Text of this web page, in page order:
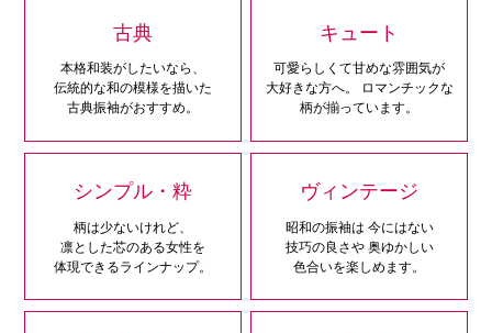
古典
本格和装がしたいなら、
伝統的な和の模様を描いた
古典振袖がおすすめ。
キュート
可愛らしくて甘めな雰囲気が
大好きな方へ。
ロマンチックな
柄が揃っています。
シンプル・粋
柄は少ないけれど、
凛とした芯のある女性を
体現できるラインナップ。
ヴィンテージ
昭和の振袖は 今にはない
技巧の良さや奥ゆかしい
色合いを楽しめます。